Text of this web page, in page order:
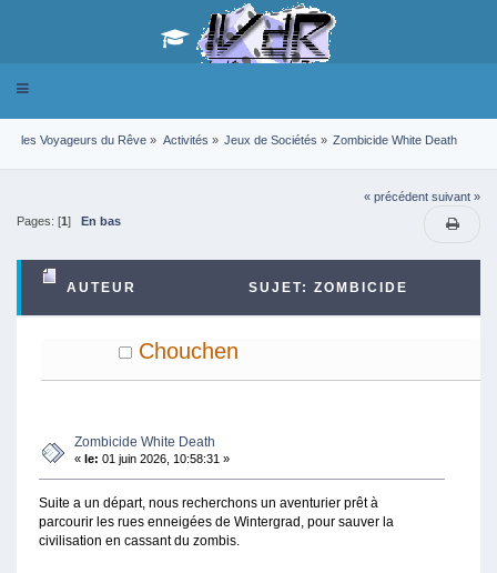
Toggle
les Voyageurs du Rêve » Activités » Jeux de Sociétés » Zombicide White Death
« précédent suivant »
Pages: [1] En bas
AUTEUR SUJET: ZOMBICIDE
WHITE DEATH (LU 3938 FOIS)
Chouchen
Zombicide White Death
«le: 01 juin 2026, 10:58:31 »
Suite a un départ, nous recherchons un aventurier prêt à
parcourir les rues enneigées de Wintergrad, pour sauver la
civilisation en cassant du zombis.